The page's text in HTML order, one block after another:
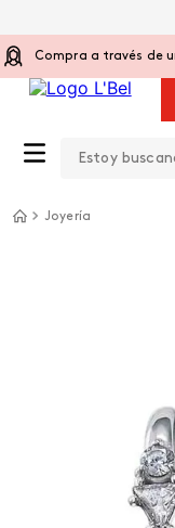
Compra a través de
Joyería